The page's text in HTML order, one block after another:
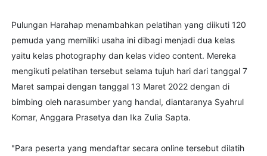
Pulungan Harahap menambahkan pelatihan yang diikuti 120
pemuda yang memiliki usaha ini dibagi menjadi dua kelas
yaitu kelas photography dan kelas video content. Mereka
mengikuti pelatihan tersebut selama tujuh hari dari tanggal 7
Maret sampai dengan tanggal 13 Maret 2022 dengan di
bimbing oleh narasumber yang handal, diantaranya Syahrul
Komar, Anggara Prasetya dan Ika Zulia Sapta.
"Para peserta yang mendaftar secara online tersebut dilatih